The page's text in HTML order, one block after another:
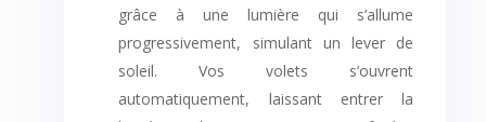
grâce à une lumière qui s’allume
progressivement, simulant un lever de
soleil. Vos volets s’ouvrent
automatiquement, laissant entrer la